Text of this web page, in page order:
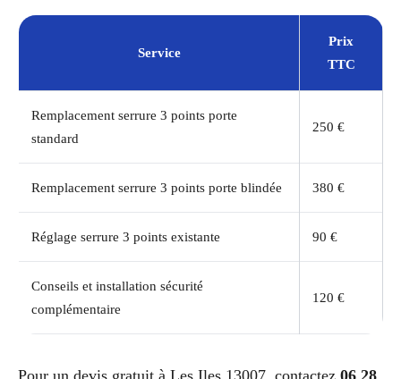
Service
Prix
TTC
Remplacement serrure 3 points porte
standard
250 €
Remplacement serrure 3 points porte blindée 380 €
Réglage serrure 3 points existante 90 €
Conseils et installation sécurité
complémentaire
120 €
Pour un devis gratuit à Les Iles 13007, contactez 06 28